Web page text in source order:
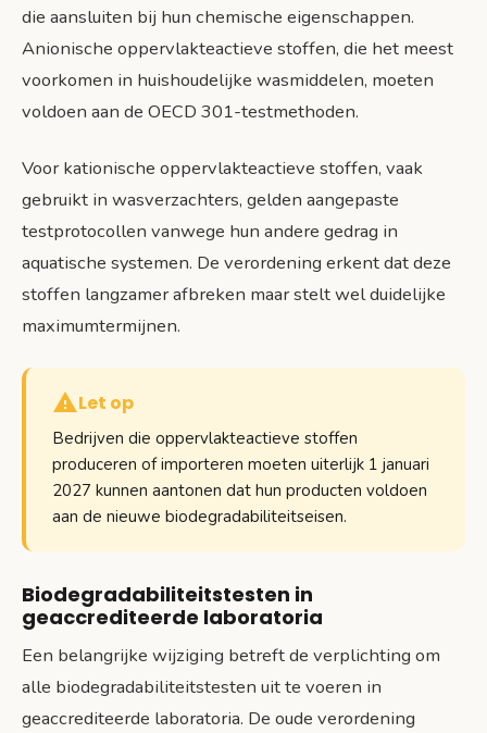
die aansluiten bij hun chemische eigenschappen.
Anionische oppervlakteactieve stoffen, die het meest
voorkomen in huishoudelijke wasmiddelen, moeten
voldoen aan de OECD 301-testmethoden.
Voor kationische oppervlakteactieve stoffen, vaak
gebruikt in wasverzachters, gelden aangepaste
testprotocollen vanwege hun andere gedrag in
aquatische systemen. De verordening erkent dat deze
stoffen langzamer afbreken maar stelt wel duidelijke
maximumtermijnen.
Let op
Bedrijven die oppervlakteactieve stoffen
produceren of importeren moeten uiterlijk 1 januari
2027 kunnen aantonen dat hun producten voldoen
aan de nieuwe biodegradabiliteitseisen.
Biodegradabiliteitstesten in
geaccrediteerde laboratoria
Een belangrijke wijziging betreft de verplichting om
alle biodegradabiliteitstesten uit te voeren in
geaccrediteerde laboratoria. De oude verordening